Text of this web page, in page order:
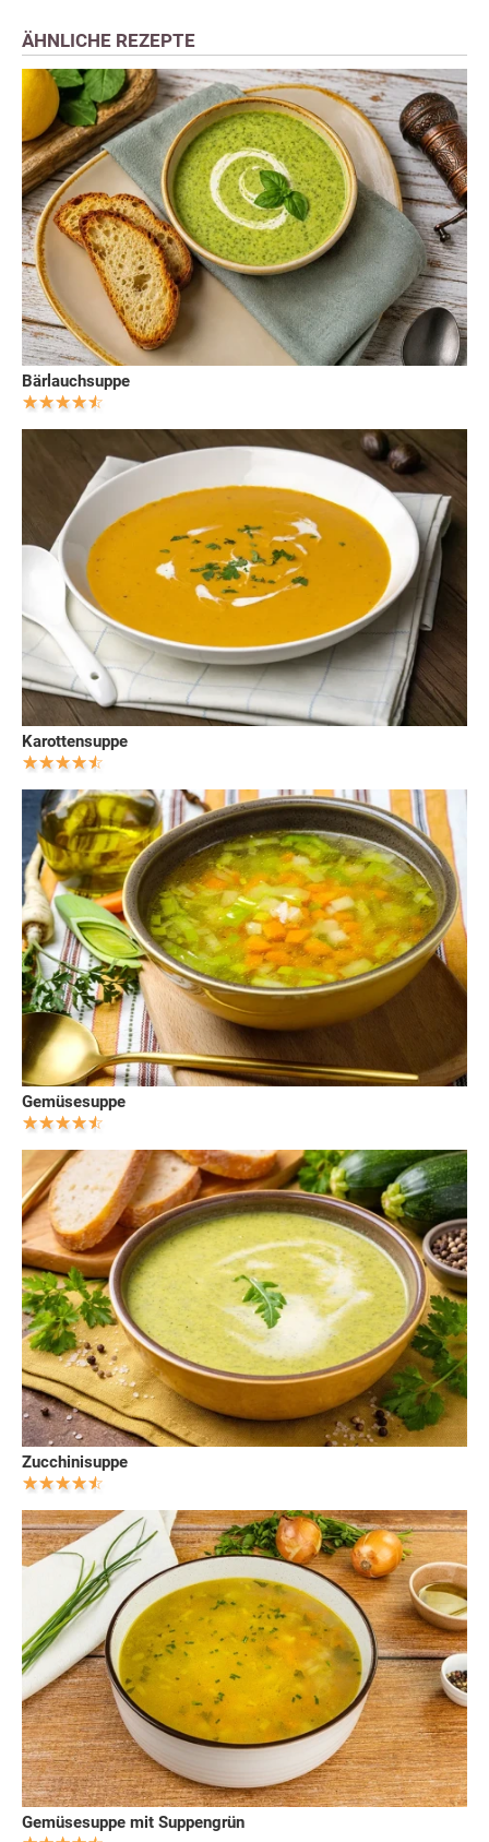
ÄHNLICHE REZEPTE
Bärlauchsuppe
Karottensuppe
Gemüsesuppe
Zucchinisuppe
Gemüsesuppe mit Suppengrün